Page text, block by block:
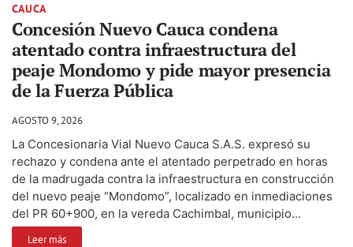
CAUCA
Concesión Nuevo Cauca condena
atentado contra infraestructura del
peaje Mondomo y pide mayor presencia
de la Fuerza Pública
AGOSTO 9, 2026
La Concesionaria Vial Nuevo Cauca S.A.S. expresó su
rechazo y condena ante el atentado perpetrado en horas
de la madrugada contra la infraestructura en construcción
del nuevo peaje “Mondomo”, localizado en inmediaciones
del PR 60+900, en la vereda Cachimbal, municipio...
Leer más